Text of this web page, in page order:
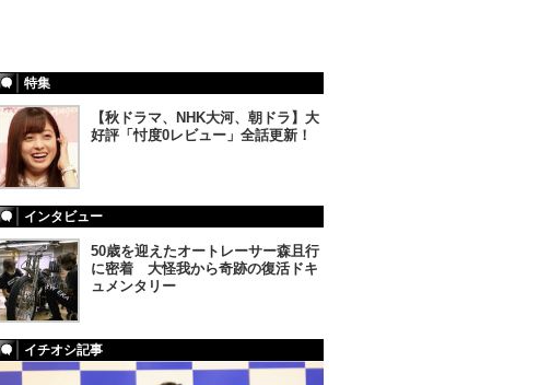
特集
【秋ドラマ、NHK大河、朝ドラ】大
好評「忖度0レビュー」全話更新！
インタビュー
50歳を迎えたオートレーサー森且行
に密着 大怪我から奇跡の復活ドキ
ュメンタリー
イチオシ記事